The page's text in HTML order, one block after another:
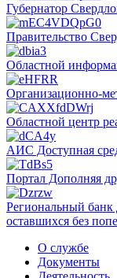
Губернатор
Правительство
Областной
Организационно-
Областной центр
АИС Доступная
Портал Дополняя
Региональный банк
оставшихся без
О службе
Документы